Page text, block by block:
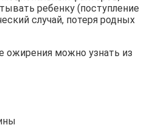
ребенку (поступление
случай, потеря родных
ожирения можно узнать из